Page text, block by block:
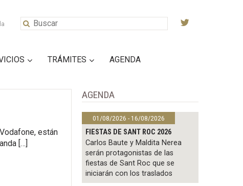
TRÁMITES AGENDA
están
[…]
AGENDA
01/08/2026 - 16/08/2026
FIESTAS DE SANT ROC 2026
Carlos Baute y Maldita Nerea
serán protagonistas de las
fiestas de Sant Roc que se
iniciarán con los traslados